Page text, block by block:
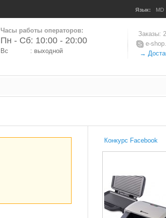
Язык: MD
Часы работы операторов:
Пн - Сб: 10:00 - 20:00
Вс : выходной
Заказы:
e-
→
Конкурс Facebook